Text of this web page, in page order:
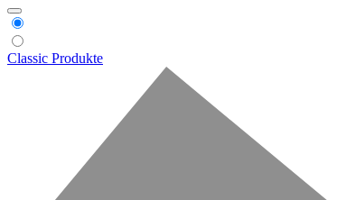
Classic Produkte